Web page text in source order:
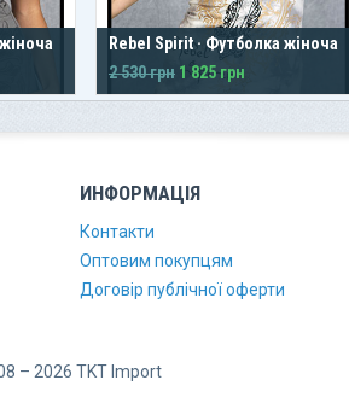
Rebel Spirit · Футболка жіноча
2 530 грн 1 825 грн
ИНФОРМАЦІЯ
Контакти
Оптовим покупцям
Договір публічної оферти
– 2026 TKT Import